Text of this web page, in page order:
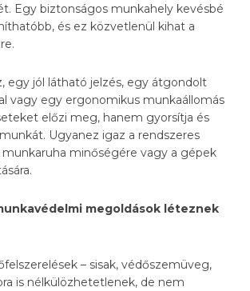
Egy biztonságos munkahely kevésbé
és ez közvetlenül kihat a
egy jól látható jelzés, egy átgondolt
vagy egy ergonomikus munkaállomás
előzi meg, hanem gyorsítja és
Ugyanez igaz a rendszeres
munkaruha minőségére vagy a gépek
megoldások léteznek
– sisak, védőszemüveg,
is nélkülözhetetlenek, de nem